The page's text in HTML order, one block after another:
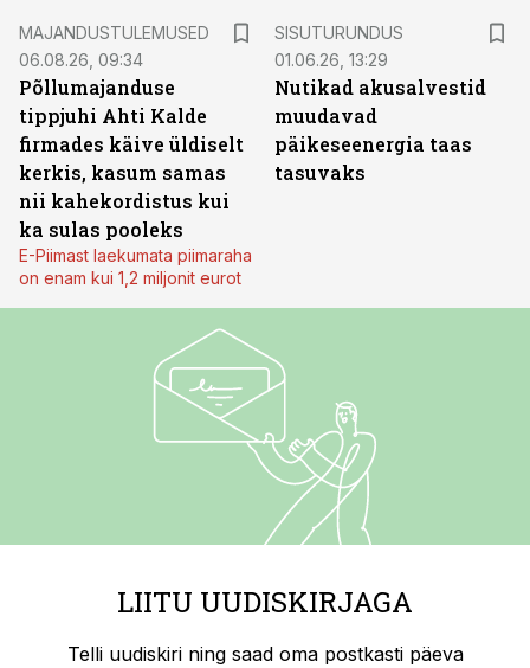
MAJANDUSTULEMUSED
06.08.26, 09:34
Põllumajanduse
tippjuhi Ahti Kalde
firmades käive üldiselt
kerkis, kasum samas
nii kahekordistus kui
ka sulas pooleks
E-Piimast laekumata piimaraha
on enam kui 1,2 miljonit eurot
SISUTURUNDUS
01.06.26, 13:29
Nutikad akusalvestid
muudavad
päikeseenergia taas
tasuvaks
LIITU UUDISKIRJAGA
Telli uudiskiri ning saad oma postkasti päeva